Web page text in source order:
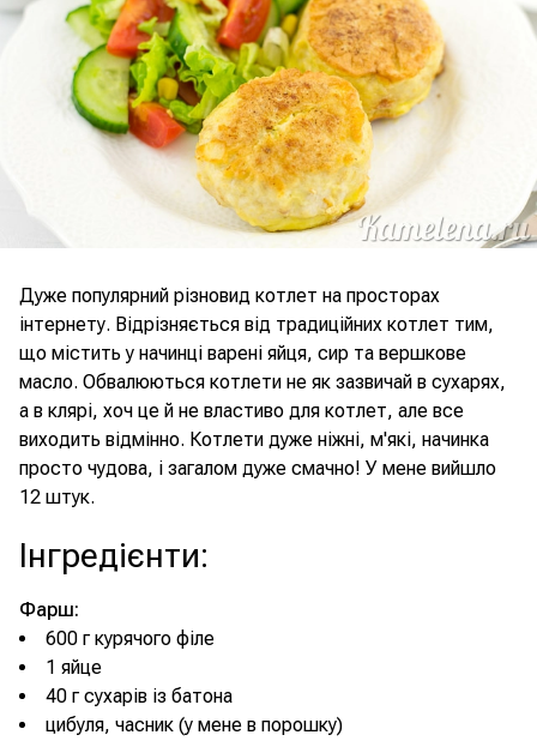
Дуже популярний різновид котлет на просторах
інтернету. Відрізняється від традиційних котлет тим,
що містить у начинці варені яйця, сир та вершкове
масло. Обвалюються котлети не як зазвичай в сухарях,
а в клярі, хоч це й не властиво для котлет, але все
виходить відмінно. Котлети дуже ніжні, м'які, начинка
просто чудова, і загалом дуже смачно! У мене вийшло
12 штук.
Інгредієнти:
Фарш:
600 г курячого філе
1 яйце
40 г сухарів із батона
цибуля, часник (у мене в порошку)